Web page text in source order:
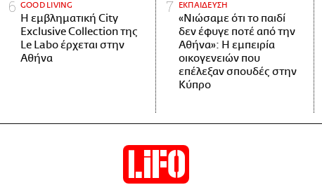
GOOD LIVING
Η εμβληματική City
Exclusive Collection της
Le Labo έρχεται στην
Αθήνα
ΕΚΠΑΙΔΕΥΣΗ
«Νιώσαμε ότι το παιδί
δεν έφυγε ποτέ από την
Αθήνα»: Η εμπειρία
οικογενειών που
επέλεξαν σπουδές στην
Κύπρο